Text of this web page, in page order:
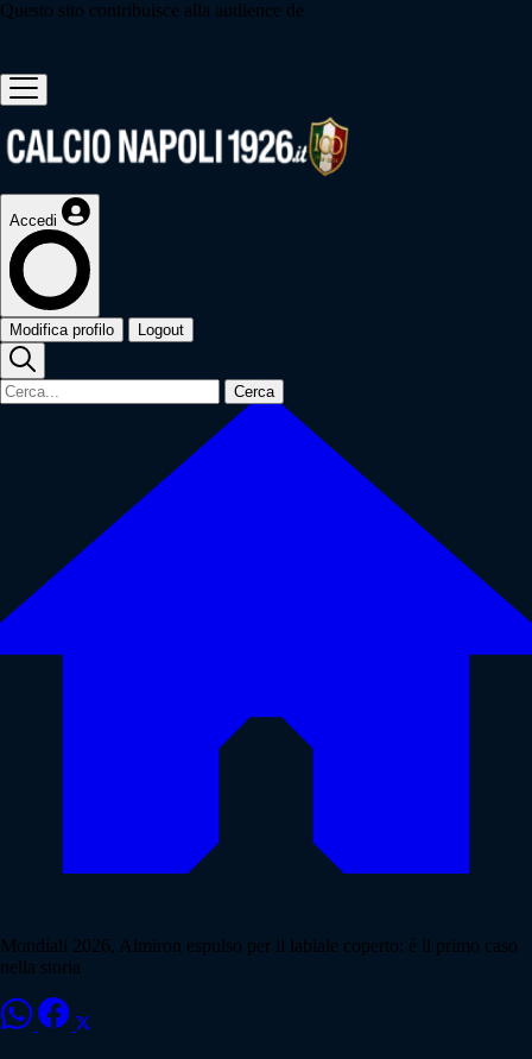
Questo sito contribuisce alla audience de
Accedi
Modifica profilo Logout
Cerca
Mondiali 2026, Almiron espulso per il labiale coperto: è il primo caso
nella storia